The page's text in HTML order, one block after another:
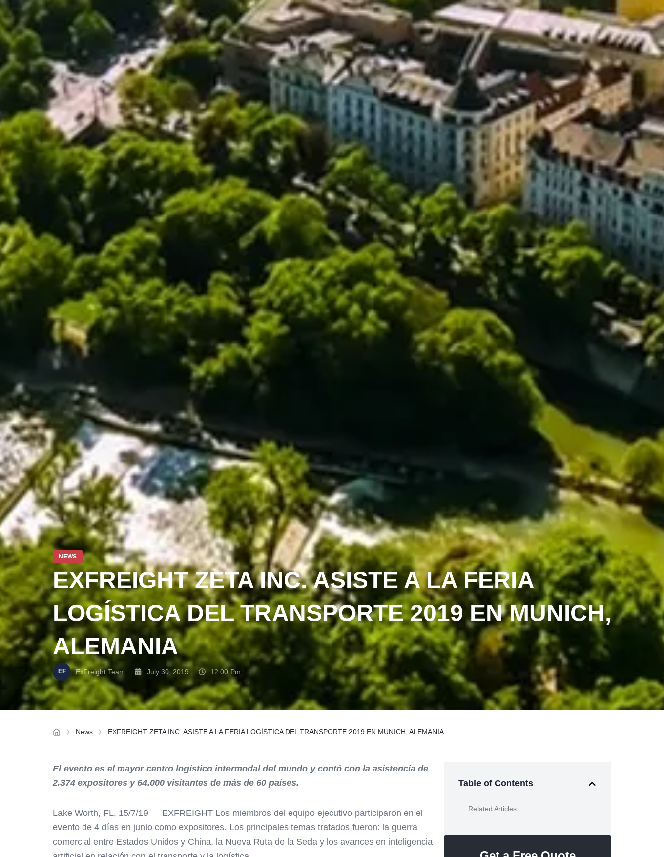
NEWS
EXFREIGHT ZETA INC. ASISTE A LA FERIA
LOGÍSTICA DEL TRANSPORTE 2019 EN MUNICH,
ALEMANIA
ExFreight Team July 30, 2019 12:00 Pm
News EXFREIGHT ZETA INC. ASISTE A LA FERIA LOGÍSTICA DEL TRANSPORTE 2019 EN MUNICH, ALEMANIA
El evento es el mayor centro logístico intermodal del mundo y contó con la asistencia de
2.374 expositores y 64.000 visitantes de más de 60 países.
Lake Worth, FL, 15/7/19 — EXFREIGHT Los miembros del equipo ejecutivo participaron en el
evento de 4 días en junio como expositores. Los principales temas tratados fueron: la guerra
comercial entre Estados Unidos y China, la Nueva Ruta de la Seda y los avances en inteligencia
Table of Contents
Related Articles